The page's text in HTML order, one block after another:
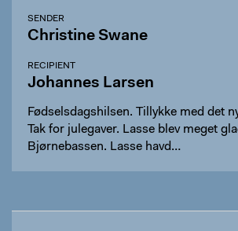
SENDER
Christine Swane
RECIPIENT
Johannes Larsen
Fødselsdagshilsen. Tillykke med det
Tak for julegaver. Lasse blev meget
Bjørnebassen. Lasse havd…